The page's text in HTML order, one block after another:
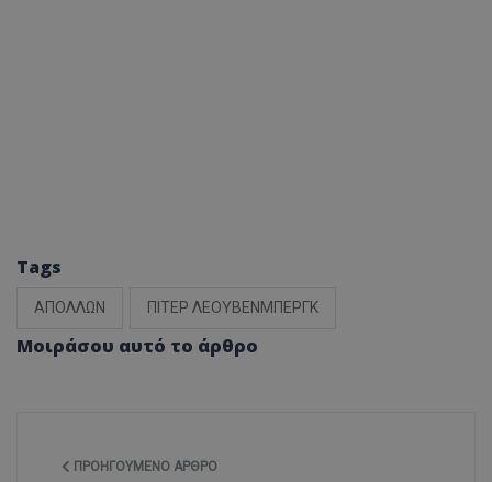
Tags
ΑΠΟΛΛΩΝ ΠΙΤΕΡ ΛΕΟΥΒΕΝΜΠΕΡΓΚ
Μοιράσου αυτό το άρθρο
ΠΡΟΗΓΟΎΜΕΝΟ ΆΡΘΡΟ